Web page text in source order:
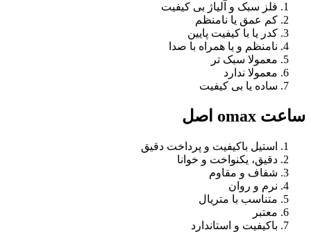
فلز سبک و آلیاژ بی کیفیت
کم عمق یا نامنظم
کدر یا با کیفیت پایین
نامنظم و یا همراه با صدا
معمولا سبک تر
معمولا ندارد
ساده یا بی کیفیت
ساعت omax اصل
استیل باکیفیت و پرداخت دقیق
دقیق، یکنواخت و خوانا
شفاف و مقاوم
نرم و روان
متناسب با متریال
معتبر
باکیفیت و استاندارد